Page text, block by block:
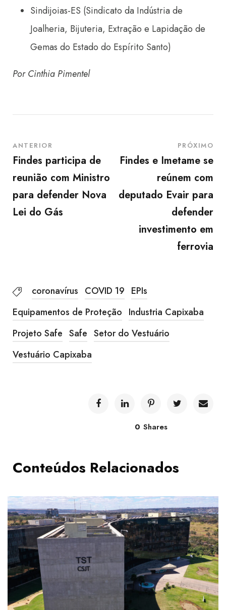
Sindijoias-ES (Sindicato da Indústria de
Joalheria, Bijuteria, Extração e Lapidação de
Gemas do Estado do Espírito Santo)
Por Cinthia Pimentel
ANTERIOR
Findes participa de
reunião com Ministro
para defender Nova
Lei do Gás
PRÓXIMO
Findes e Imetame se
reúnem com
deputado Evair para
defender
investimento em
ferrovia
coronavírus COVID 19 EPIs
Equipamentos de Proteção Industria Capixaba
Projeto Safe Safe Setor do Vestuário
Vestuário Capixaba
0 Shares
Conteúdos Relacionados